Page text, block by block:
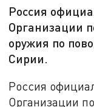
Россия
Организации
оружия по
Сирии.
Россия
Организации